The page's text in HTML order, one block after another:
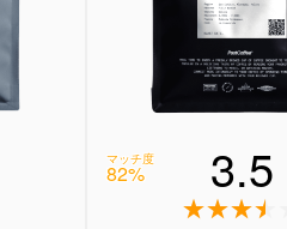
マッチ度
82% 3.5